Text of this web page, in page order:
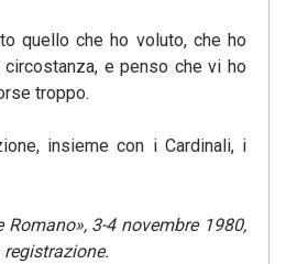
quello che ho voluto, che ho
e penso che vi ho
troppo.
insieme con i Cardinali, i
Romano», 3-4 novembre 1980,